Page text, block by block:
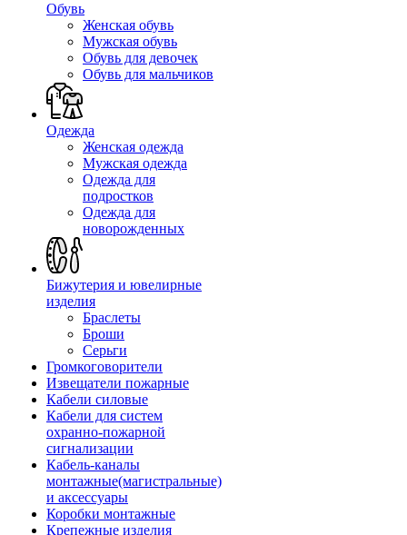
Обувь
Женская обувь
Мужская обувь
Обувь для девочек
Обувь для мальчиков
Одежда
Женская одежда
Мужская одежда
Одежда для
подростков
Одежда для
новорожденных
Бижутерия и ювелирные
изделия
Браслеты
Броши
Серьги
Громкоговорители
Извещатели пожарные
Кабели силовые
Кабели для систем
охранно-пожарной
сигнализации
Кабель-каналы
монтажные(магистральные)
и аксессуары
Коробки монтажные
Крепежные изделия